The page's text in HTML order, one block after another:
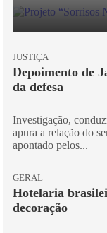
JUSTIÇA
Depoimento de
da defesa
Investigação,
apura a relação do
apontado pelos...
GERAL
Hotelaria
decoração